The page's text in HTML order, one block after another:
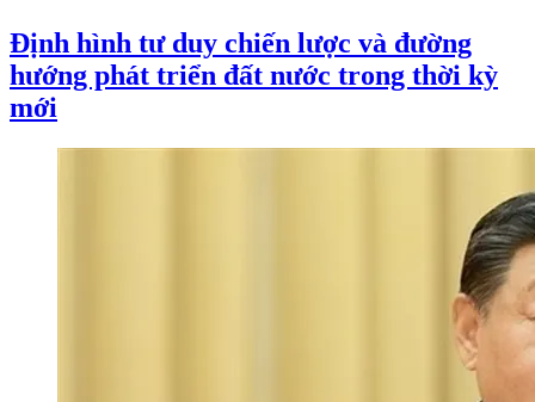
Định hình tư duy chiến lược và đường
hướng phát triển đất nước trong thời kỳ
mới